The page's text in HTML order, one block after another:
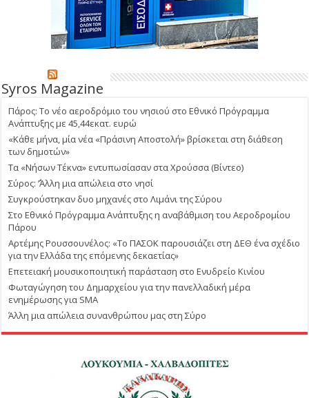
Syros Magazine
Πάρος: Το νέο αεροδρόμιο του νησιού στο Εθνικό Πρόγραμμα
Ανάπτυξης με 45,44εκατ. ευρώ
«Κάθε μήνα, μία νέα «Πράσινη Αποστολή» βρίσκεται στη διάθεση
των δημοτών»
Τα «Νήσων Τέκνα» εντυπωσίασαν στα Χρούσσα (Βίντεο)
Σύρος: ΄’Άλλη μια απώλεια στο νησί
Συγκρούστηκαν δυο μηχανές στο Λιμάνι της Σύρου
Στο Εθνικό Πρόγραμμα Ανάπτυξης η αναβάθμιση του Αεροδρομίου
Πάρου
Αρτέμης Ρουσσουνέλος: «Το ΠΑΣΟΚ παρουσιάζει στη ΔΕΘ ένα σχέδιο
για την Ελλάδα της επόμενης δεκαετίας»
Επετειακή μουσικοποιητική παράσταση στο Ενυδρείο Κινίου
Φωταγώγηση του Δημαρχείου για την πανελλαδική μέρα
ενημέρωσης για SMA
Άλλη μια απώλεια συνανθρώπου μας στη Σύρο